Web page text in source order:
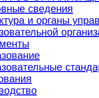
сведения
и органы